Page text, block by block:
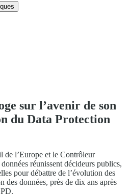
sur l’avenir de son
du Data Protection
de l’Europe et le Contrôleur
réunissent décideurs publics,
pour débattre de l’évolution des
des données, près de dix ans après